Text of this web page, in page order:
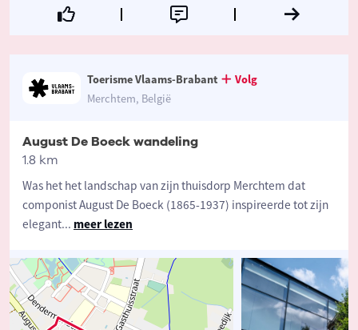
Toerisme Vlaams-Brabant
Volg
Merchtem, België
August De Boeck wandeling
1.8 km
Was het het landschap van zijn thuisdorp Merchtem dat
componist August De Boeck (1865-1937) inspireerde tot zijn
elegant... meer lezen